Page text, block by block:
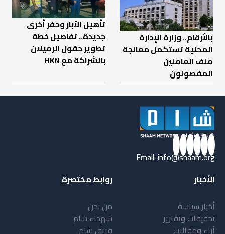
بالأرقام.. وزارة الإدارة
المحلية تستكمل معالجة
ملف العاملين
المفصولون
تأهيل الآبار وحفر أخرى
جديدة.. تفاصيل خطة
تطوير حقول الرميلان
بالشراكة مع HKN
Email:info@shaam.org
الأخبار
أخبار سياسة
تحقيقات وتقارير
آراء ومقالات
روابط مختصرة
من نحن
شهداء شام
فريق شام